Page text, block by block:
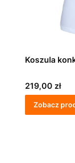
Koszula
Cena
219,00 zł
Zobacz